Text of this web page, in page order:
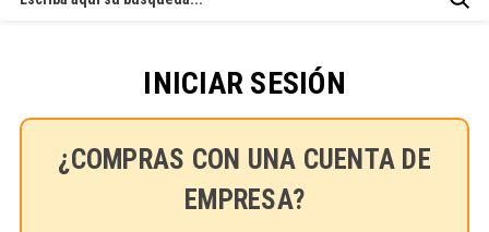
en
INICIAR SESIÓN
¿COMPRAS CON UNA CUENTA DE
EMPRESA?